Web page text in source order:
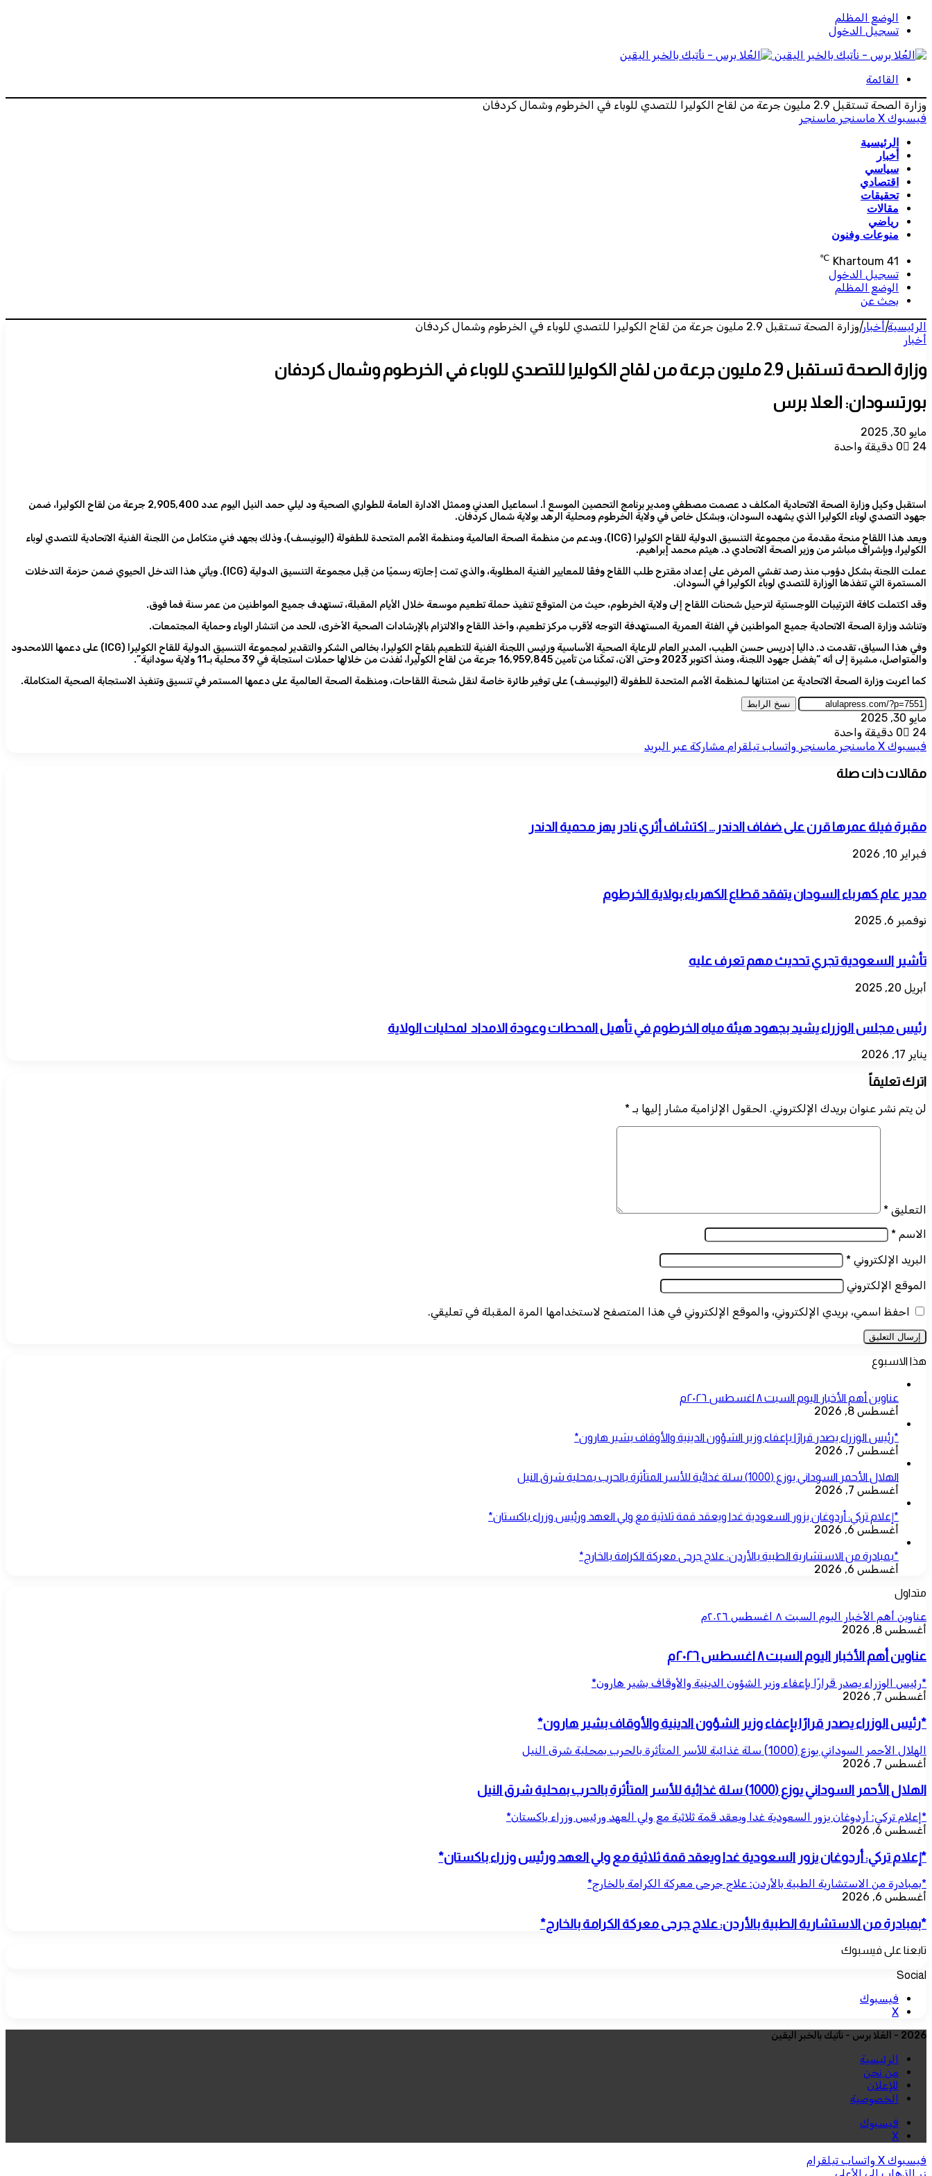
الوضع المظلم
تسجيل الدخول
القائمة
وزارة الصحة تستقبل 2.9 مليون جرعة من لقاح الكوليرا للتصدي للوباء في الخرطوم وشمال كردفان
فيسبوك ‫X ماسنجر ماسنجر
الرئيسية
أخبار
سياسي
اقتصادي
تحقيقات
مقالات
رياضي
منوعات وفنون
Khartoum 41
℃
تسجيل الدخول
الوضع المظلم
بحث عن
الرئيسية|أخبار|وزارة الصحة تستقبل 2.9 مليون جرعة من لقاح الكوليرا للتصدي للوباء في الخرطوم وشمال كردفان
أخبار
وزارة الصحة تستقبل 2.9 مليون جرعة من لقاح الكوليرا للتصدي للوباء في الخرطوم وشمال كردفان
بورتسودان: العلا برس
مايو 30, 2025
0
24 دقيقة واحدة
استقبل وكيل وزارة الصحة الاتحادية المكلف د عصمت مصطفي ومدير برنامج التحصين الموسع أ. اسماعيل العدني وممثل الادارة العامة للطواري الصحية ود ليلي حمد النيل اليوم عدد 2,905,400 جرعة من لقاح الكوليرا، ضمن
جهود التصدي لوباء الكوليرا الذي يشهده السودان، وبشكل خاص في ولاية الخرطوم ومحلية الرهد بولاية شمال كردفان.
ويعد هذا اللقاح منحة مقدمة من مجموعة التنسيق الدولية للقاح الكوليرا (ICG)، وبدعم من منظمة الصحة العالمية ومنظمة الأمم المتحدة للطفولة (اليونيسف)، وذلك بجهد فني متكامل من اللجنة الفنية الاتحادية للتصدي لوباء
الكوليرا، وبإشراف مباشر من وزير الصحة الاتحادي د. هيثم محمد إبراهيم.
عملت اللجنة بشكل دؤوب منذ رصد تفشي المرض على إعداد مقترح طلب اللقاح وفقًا للمعايير الفنية المطلوبة، والذي تمت إجازته رسميًا من قِبل مجموعة التنسيق الدولية (ICG). ويأتي هذا التدخل الحيوي ضمن حزمة التدخلات
المستمرة التي تنفذها الوزارة للتصدي لوباء الكوليرا في السودان.
وقد اكتملت كافة الترتيبات اللوجستية لترحيل شحنات اللقاح إلى ولاية الخرطوم، حيث من المتوقع تنفيذ حملة تطعيم موسعة خلال الأيام المقبلة، تستهدف جميع المواطنين من عمر سنة فما فوق.
وتناشد وزارة الصحة الاتحادية جميع المواطنين في الفئة العمرية المستهدفة التوجه لأقرب مركز تطعيم، وأخذ اللقاح والالتزام بالإرشادات الصحية الأخرى، للحد من انتشار الوباء وحماية المجتمعات.
وفي هذا السياق، تقدمت د. داليا إدريس حسن الطيب، المدير العام للرعاية الصحية الأساسية ورئيس اللجنة الفنية للتطعيم بلقاح الكوليرا، بخالص الشكر والتقدير لمجموعة التنسيق الدولية للقاح الكوليرا (ICG) على دعمها اللامحدود
والمتواصل، مشيرة إلى أنه “بفضل جهود اللجنة، ومنذ أكتوبر 2023 وحتى الآن، تمكّنا من تأمين 16,959,845 جرعة من لقاح الكوليرا، نُفذت من خلالها حملات استجابة في 39 محلية بـ11 ولاية سودانية”.
كما أعربت وزارة الصحة الاتحادية عن امتنانها لـمنظمة الأمم المتحدة للطفولة (اليونيسف) على توفير طائرة خاصة لنقل شحنة اللقاحات، ومنظمة الصحة العالمية على دعمها المستمر في تنسيق وتنفيذ الاستجابة الصحية المتكاملة.
نسخ الرابط
مايو 30, 2025
0
24
دقيقة واحدة
فيسبوك ‫X ماسنجر ماسنجر واتساب تيلقرام مشاركة عبر البريد
مقالات ذات صلة
مقبرة فيلة عمرها قرن على ضفاف الدندر… اكتشاف أثري نادر يهز محمية الدندر
فبراير 10, 2026
مدير عام كهرباء السودان يتفقد قطاع الكهرباء بولاية الخرطوم
نوفمبر 6, 2025
تأشير السعودية تجري تحديث مهم تعرف عليه
أبريل 20, 2025
رئيس مجلس الوزراء يشيد بجهود هيئة مياه الخرطوم في تأهيل المحطات وعودة الامداد لمحليات الولاية
يناير 17, 2026
اترك تعليقاً
لن يتم نشر عنوان بريدك الإلكتروني. الحقول الإلزامية مشار إليها بـ *
التعليق *
الاسم *
البريد الإلكتروني *
الموقع الإلكتروني
احفظ اسمي، بريدي الإلكتروني، والموقع الإلكتروني في هذا المتصفح لاستخدامها المرة المقبلة في تعليقي.
هذا الاسبوع
عناوين أهم الأخبار اليوم السبت ٨ اغسطس ٢٠٢٦م
أغسطس 8, 2026
*رئيس الوزراء يصدر قرارًا بإعفاء وزير الشؤون الدينية والأوقاف بشير هارون*
أغسطس 7, 2026
الهلال الأحمر السوداني يوزع (1000) سلة غذائية للأسر المتأثرة بالحرب بمحلية شرق النيل
أغسطس 7, 2026
*إعلام تركي: أردوغان يزور السعودية غدا ويعقد قمة ثلاثية مع ولي العهد ورئيس وزراء باكستان*
أغسطس 6, 2026
*بمبادرة من الاستشارية الطبية بالأردن: علاج جرحى معركة الكرامة بالخارج*
أغسطس 6, 2026
متداول
عناوين أهم الأخبار اليوم السبت ٨ اغسطس ٢٠٢٦م
أغسطس 8, 2026
عناوين أهم الأخبار اليوم السبت ٨ اغسطس ٢٠٢٦م
*رئيس الوزراء يصدر قرارًا بإعفاء وزير الشؤون الدينية والأوقاف بشير هارون*
أغسطس 7, 2026
*رئيس الوزراء يصدر قرارًا بإعفاء وزير الشؤون الدينية والأوقاف بشير هارون*
الهلال الأحمر السوداني يوزع (1000) سلة غذائية للأسر المتأثرة بالحرب بمحلية شرق النيل
أغسطس 7, 2026
الهلال الأحمر السوداني يوزع (1000) سلة غذائية للأسر المتأثرة بالحرب بمحلية شرق النيل
*إعلام تركي: أردوغان يزور السعودية غدا ويعقد قمة ثلاثية مع ولي العهد ورئيس وزراء باكستان*
أغسطس 6, 2026
*إعلام تركي: أردوغان يزور السعودية غدا ويعقد قمة ثلاثية مع ولي العهد ورئيس وزراء باكستان*
*بمبادرة من الاستشارية الطبية بالأردن: علاج جرحى معركة الكرامة بالخارج*
أغسطس 6, 2026
*بمبادرة من الاستشارية الطبية بالأردن: علاج جرحى معركة الكرامة بالخارج*
تابعنا على فيسبوك
Social
فيسبوك
‫X
2026 - العُلا برس - نأتيك بالخبر اليقين
الرئيسية
من نحن
للإعلان
الخصوصية
فيسبوك
‫X
فيسبوك ‫X واتساب تيلقرام